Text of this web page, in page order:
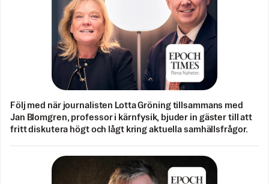
Följ med när journalisten Lotta Gröning tillsammans med
Jan Blomgren, professor i kärnfysik, bjuder in gäster till att
fritt diskutera högt och lågt kring aktuella samhällsfrågor.